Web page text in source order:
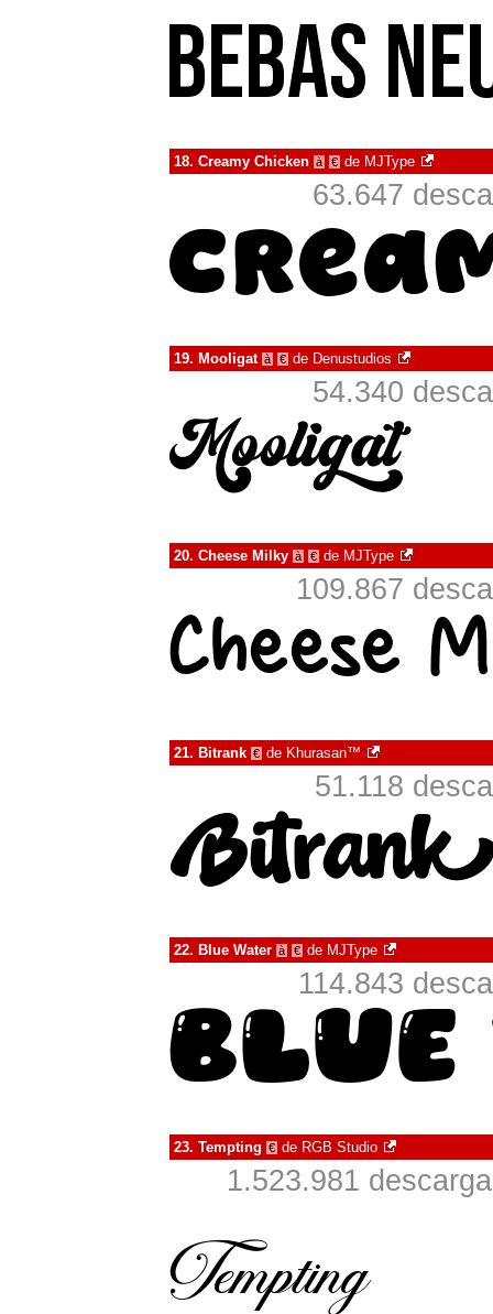
18. Creamy Chicken à € de MJType
63.647
19. Mooligat à € de Denustudios
54.340
20. Cheese Milky à € de MJType
109.867
21. Bitrank € de Khurasan™
51.118
22. Blue Water à € de MJType
114.843
23. Tempting € de RGB Studio
1.523.981